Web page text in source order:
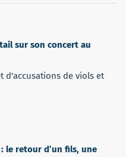
sur son concert au
d'accusations de viols et
le retour d’un fils, une